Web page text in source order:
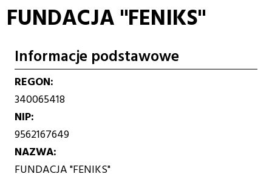
nawigacyjna
FUNDACJA "FENIKS"
Informacje podstawowe
REGON
340065418
NIP
9562167649
NAZWA
FUNDACJA "FENIKS"